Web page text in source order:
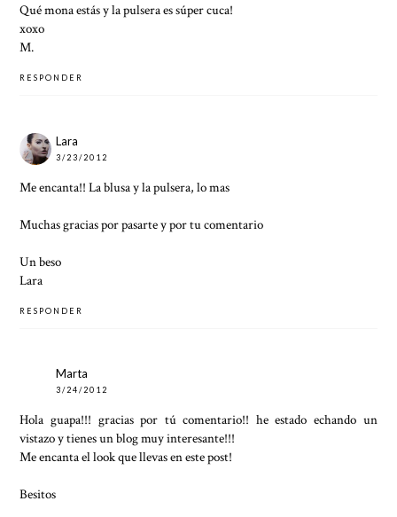
Qué mona estás y la pulsera es súper cuca!
xoxo
M.
RESPONDER
Lara
3/23/2012
Me encanta!! La blusa y la pulsera, lo mas
Muchas gracias por pasarte y por tu comentario
Un beso
Lara
RESPONDER
Marta
3/24/2012
Hola guapa!!! gracias por tú comentario!! he estado echando un
vistazo y tienes un blog muy interesante!!!
Me encanta el look que llevas en este post!
Besitos